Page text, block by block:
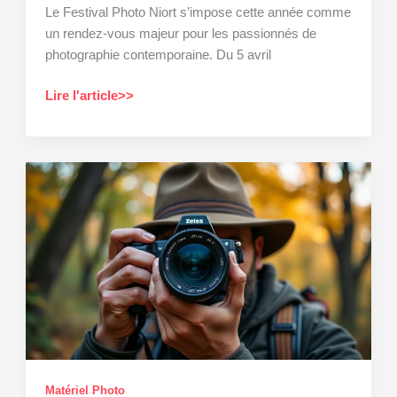
Le Festival Photo Niort s’impose cette année comme
un rendez-vous majeur pour les passionnés de
photographie contemporaine. Du 5 avril
À
photographie
internationale
émergente
célébrée
Lire l'article>>
Matériel Photo